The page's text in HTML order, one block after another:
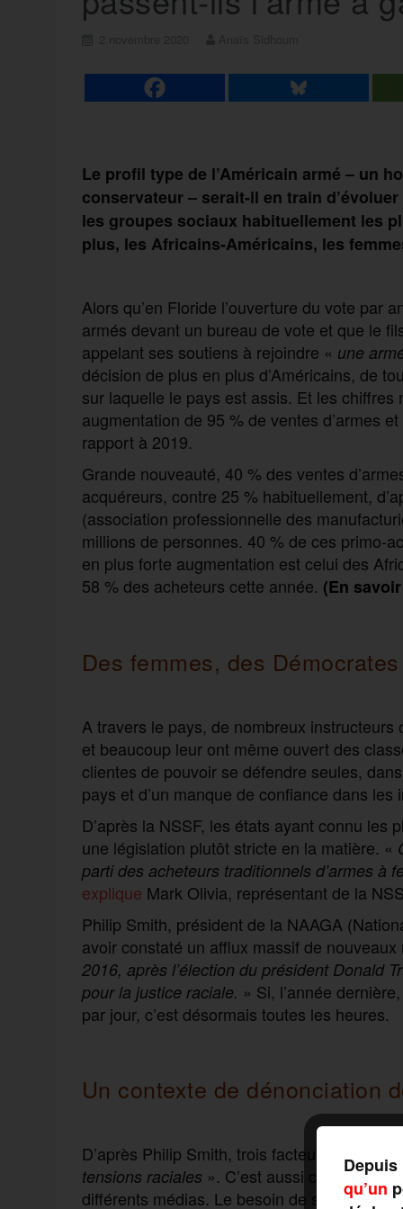
Le profil type de l’Américain armé – un
conservateur – serait-il en train
les groupes sociaux habituellement les
plus, les Africains-Américains, les
Alors qu’en Floride l’ouverture du vote par
armés devant un bureau de vote et que le
appelant ses soutiens à rejoindre « une
décision de plus en plus d’Américains, de
sur laquelle le pays est assis. Et les
augmentation de 95 % de ventes d’armes
rapport à 2019.
Grande nouveauté, 40 % des ventes
acquéreurs, contre 25 % habituellement,
(association professionnelle des
millions de personnes. 40 % de ces primo-
en plus forte augmentation est celui des
58 % des acheteurs cette année. (En
Des femmes, des
A travers le pays, de nombreux
et beaucoup leur ont même ouvert des
clientes de pouvoir se défendre seules,
pays et d’un manque de confiance dans les
D’après la NSSF, les états ayant connu
une législation plutôt stricte en la matière. «
parti des acheteurs traditionnels d’armes à
explique Mark Olivia, représentant de la
Philip Smith, président de la NAAGA
avoir constaté un afflux massif de
2016, après l’élection du président Donald
pour la justice raciale. » Si, l’année
par jour, c’est désormais toutes les heures.
Un contexte de dénonciation
D’après Philip Smith, trois facteurs sont à
tensions raciales ». C’est aussi ce qu’il
différents médias. Le besoin de se
Depuis
qu’un